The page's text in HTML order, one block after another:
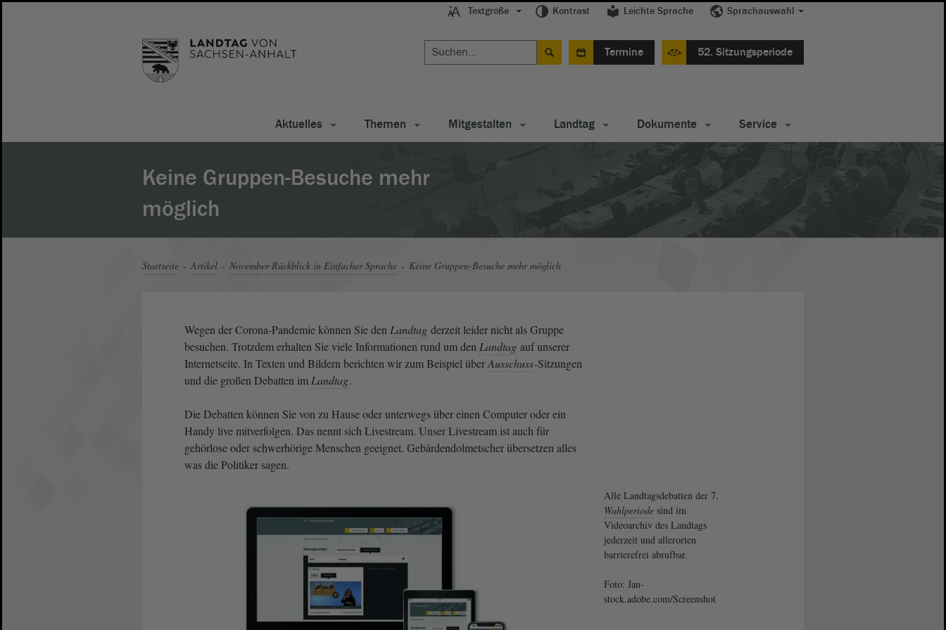
Textgröße Kontrast Leichte Sprache Sprachauswahl
Termine 52. Sitzungsperiode
Aktuelles Themen Mitgestalten Landtag Dokumente Service
Keine Gruppen-Besuche mehr
möglich
Startseite Artikel November-Rückblick in Einfacher Sprache Keine Gruppen-Besuche mehr möglich
Wegen der Corona-Pandemie können Sie den Landtag derzeit leider nicht als Gruppe
besuchen. Trotzdem erhalten Sie viele Informationen rund um den Landtag auf unserer
Internetseite. In Texten und Bildern berichten wir zum Beispiel überAusschuss-Sitzungen
und die großen Debatten im Landtag.
Die Debatten können Sie von zu Hause oder unterwegs über einen Computer oder ein
Handy live mitverfolgen. Das nennt sich Livestream. Unser Livestream ist auch für
gehörlose oder schwerhörige Menschen geeignet. Gebärdendolmetscher übersetzen alles
was die Politiker sagen.
Alle Landtagsdebatten der 7.
Wahlperiodesind im
Videoarchiv des Landtags
jederzeit und allerorten
barrierefrei abrufbar.
Foto: Jan-
stock.adobe.com/Screenshot